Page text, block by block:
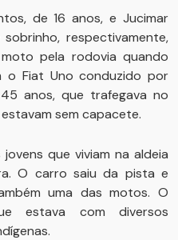
de 16 anos, e Jucimar
respectivamente,
pela rodovia quando
o Fiat Uno conduzido por
anos, que trafegava no
sem capacete.
que viviam na aldeia
O carro saiu da pista e
uma das motos. O
estava com diversos